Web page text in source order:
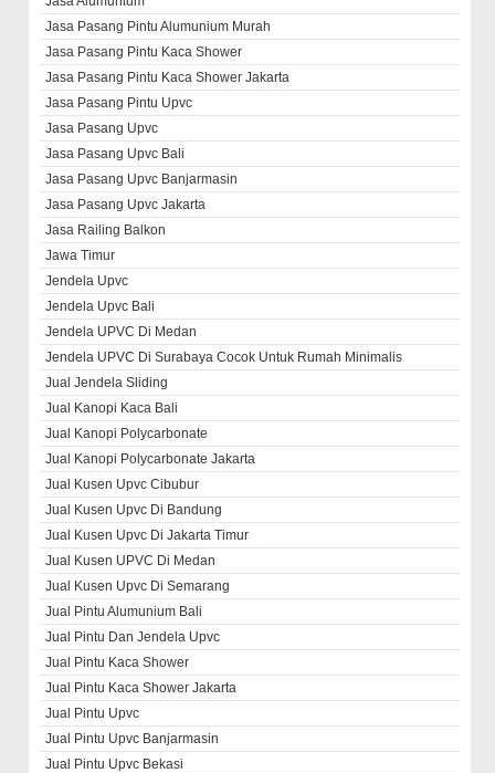
Jasa Pasang Pintu Alumunium Murah
Jasa Pasang Pintu Kaca Shower
Jasa Pasang Pintu Kaca Shower Jakarta
Jasa Pasang Pintu Upvc
Jasa Pasang Upvc
Jasa Pasang Upvc Bali
Jasa Pasang Upvc Banjarmasin
Jasa Pasang Upvc Jakarta
Jasa Railing Balkon
Jawa Timur
Jendela Upvc
Jendela Upvc Bali
Jendela UPVC Di Medan
Jendela UPVC Di Surabaya Cocok Untuk Rumah Minimalis
Jual Jendela Sliding
Jual Kanopi Kaca Bali
Jual Kanopi Polycarbonate
Jual Kanopi Polycarbonate Jakarta
Jual Kusen Upvc Cibubur
Jual Kusen Upvc Di Bandung
Jual Kusen Upvc Di Jakarta Timur
Jual Kusen UPVC Di Medan
Jual Kusen Upvc Di Semarang
Jual Pintu Alumunium Bali
Jual Pintu Dan Jendela Upvc
Jual Pintu Kaca Shower
Jual Pintu Kaca Shower Jakarta
Jual Pintu Upvc
Jual Pintu Upvc Banjarmasin
Jual Pintu Upvc Bekasi